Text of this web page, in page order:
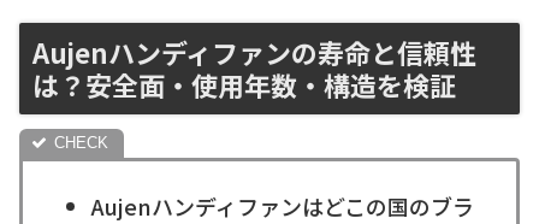
Aujenハンディファンの寿命と信頼性
は？安全面・使用年数・構造を検証
Aujenハンディファンはどこの国のブラ